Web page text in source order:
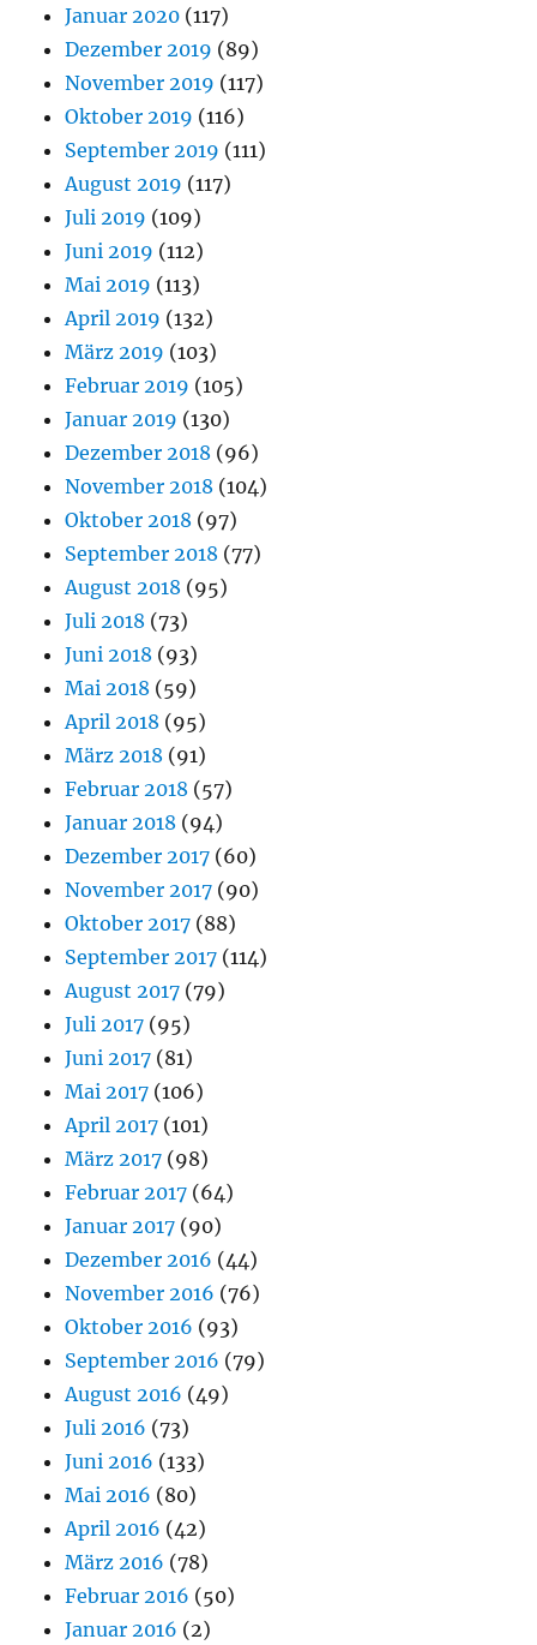
Januar 2020 (117)
Dezember 2019 (89)
November 2019 (117)
Oktober 2019 (116)
September 2019 (111)
August 2019 (117)
Juli 2019 (109)
Juni 2019 (112)
Mai 2019 (113)
April 2019 (132)
März 2019 (103)
Februar 2019 (105)
Januar 2019 (130)
Dezember 2018 (96)
November 2018 (104)
Oktober 2018 (97)
September 2018 (77)
August 2018 (95)
Juli 2018 (73)
Juni 2018 (93)
Mai 2018 (59)
April 2018 (95)
März 2018 (91)
Februar 2018 (57)
Januar 2018 (94)
Dezember 2017 (60)
November 2017 (90)
Oktober 2017 (88)
September 2017 (114)
August 2017 (79)
Juli 2017 (95)
Juni 2017 (81)
Mai 2017 (106)
April 2017 (101)
März 2017 (98)
Februar 2017 (64)
Januar 2017 (90)
Dezember 2016 (44)
November 2016 (76)
Oktober 2016 (93)
September 2016 (79)
August 2016 (49)
Juli 2016 (73)
Juni 2016 (133)
Mai 2016 (80)
April 2016 (42)
März 2016 (78)
Februar 2016 (50)
Januar 2016 (2)